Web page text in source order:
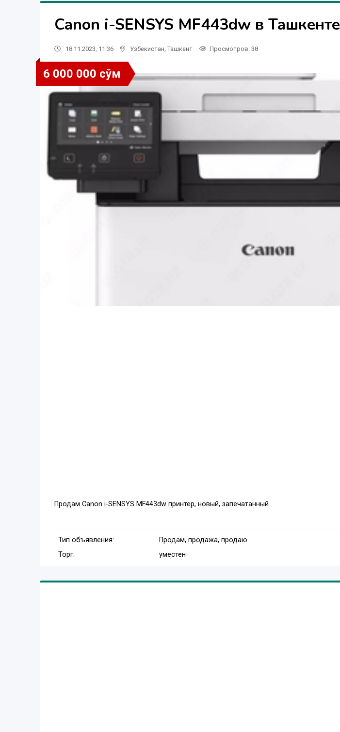
Canon i-SENSYS MF443dw в Ташкенте
18.11.2023, 11:36 Узбекистан Ташкент Просмотров: 38
6 000 000 сўм
Продам Canon i-SENSYS MF443dw принтер, новый, запечатанный.
Тип объявления:
Продам, продажа, продаю
Торг:
уместен